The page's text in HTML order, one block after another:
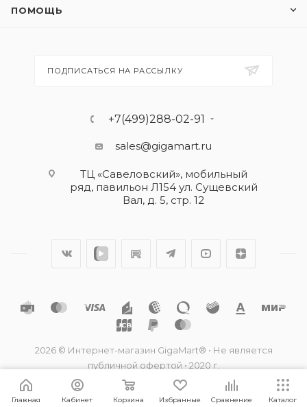
ПОМОЩЬ
ПОДПИСАТЬСЯ НА РАССЫЛКУ
+7(499)288-02-91
sales@gigamart.ru
ТЦ «Савеловский», мобильный
ряд, павильон Л154 ул. Сущевский
Вал, д. 5, стр. 12
2026 © Интернет-магазин GigaMart® • Не является
публичной офертой • 2020 г.
Главная Кабинет Корзина Избранные Сравнение Каталог